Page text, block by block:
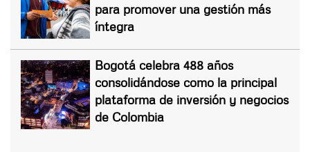
para promover una gestión más
íntegra
Bogotá celebra 488 años
consolidándose como la principal
plataforma de inversión y negocios
de Colombia